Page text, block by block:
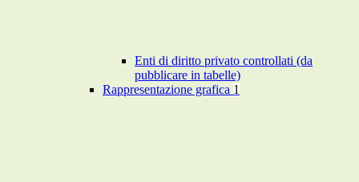
Enti di diritto privato controllati (da
pubblicare in tabelle)
Rappresentazione grafica 1